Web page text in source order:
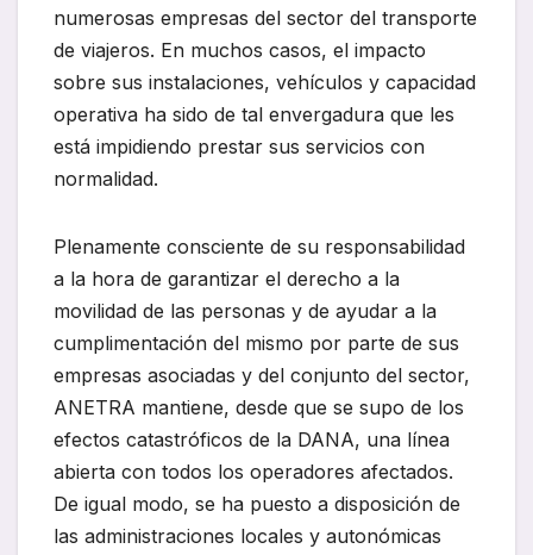
numerosas empresas del sector del transporte
de viajeros. En muchos casos, el impacto
sobre sus instalaciones, vehículos y capacidad
operativa ha sido de tal envergadura que les
está impidiendo prestar sus servicios con
normalidad.
Plenamente consciente de su responsabilidad
a la hora de garantizar el derecho a la
movilidad de las personas y de ayudar a la
cumplimentación del mismo por parte de sus
empresas asociadas y del conjunto del sector,
ANETRA mantiene, desde que se supo de los
efectos catastróficos de la DANA, una línea
abierta con todos los operadores afectados.
De igual modo, se ha puesto a disposición de
las administraciones locales y autonómicas